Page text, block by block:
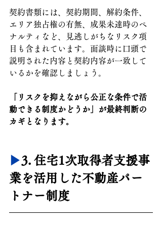
契約書類には、契約期間、解約条件、
エリア独占権の有無、成果未達時のペ
ナルティなど、見逃しがちなリスク項
目も含まれています。面談時に口頭で
説明された内容と契約内容が一致して
いるかを確認しましょう。
「リスクを抑えながら公正な条件で活
動できる制度かどうか」が最終判断の
カギとなります。
▶︎ 3. 住宅1次取得者支援事
業を活用した不動産パー
トナー制度